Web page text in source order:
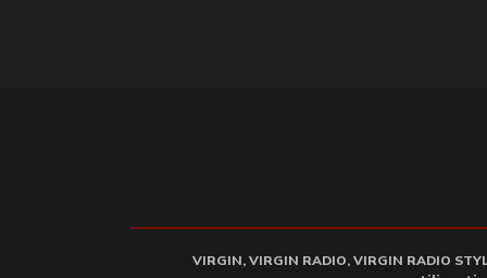
VIRGIN, VIRGIN RADIO, VIRGIN RADIO